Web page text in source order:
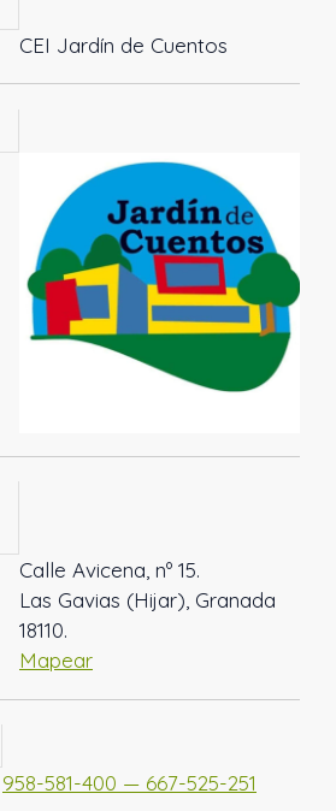
CEI Jardín de Cuentos
Calle Avicena, nº 15.
Las Gavias (Hijar), Granada
18110.
Mapear
958-581-400 — 667-525-251